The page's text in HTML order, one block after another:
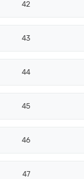
42
43
44
45
46
47